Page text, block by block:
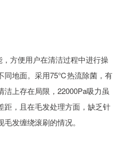
方便用户在清洁过程中进行操
同地面。采用75℃热流除菌，有
上存在局限，22000Pa吸力虽
距，且在毛发处理方面，缺乏针
发缠绕滚刷的情况。